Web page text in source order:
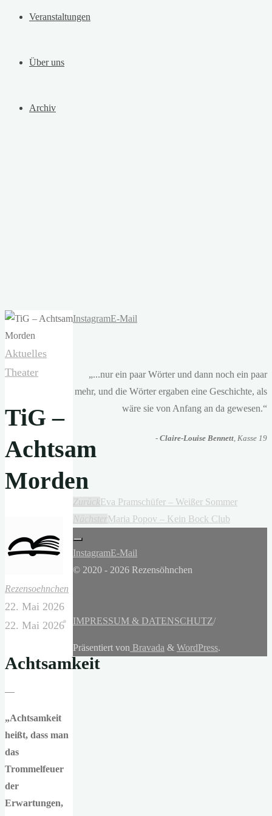
Veranstaltungen
Über uns
Archiv
Aktuelles
Theater
TiG –
Achtsam
Morden
Rezensoehnchen
22. Mai 2026
22. Mai 2026
Achtsamkeit
—
„Achtsamkeit
heißt, dass man
das
Trommelfeuer
der
Erwartungen,
InstagramE-Mail
„...nur ein paar Wörter und dann noch ein paar
mehr, und die Wörter ergaben eine Geschichte, als
wäre sie von Anfang an da gewesen.“
- Claire-Louise Bennett, Kasse 19
ZurückEva Pramschüfer – Weißer Sommer
NächsterMaria Popov – Kein Bock Club
InstagramE-Mail
© 2020 - 2026 Rezensöhnchen
IMPRESSUM & DATENSCHUTZ/
Präsentiert von Bravada & WordPress.